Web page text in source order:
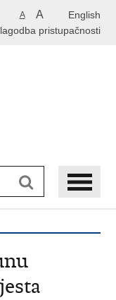
English
A A
pristupačnosti